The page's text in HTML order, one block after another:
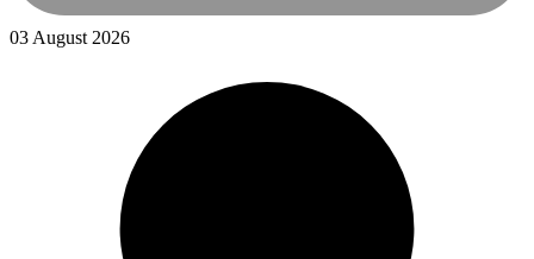
03 August 2026